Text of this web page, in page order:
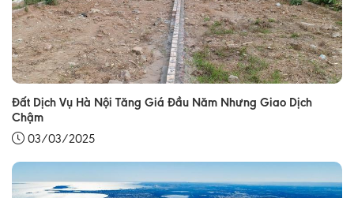
Đất Dịch Vụ Hà Nội Tăng Giá Đầu Năm Nhưng Giao Dịch
Chậm
03/03/2025